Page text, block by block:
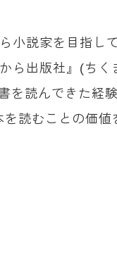
小説家を目指し
ら出版社』(ち
を読んできた経
読むことの価値